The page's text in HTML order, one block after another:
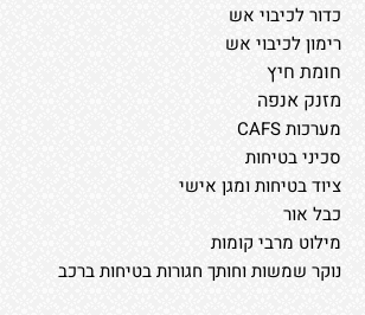
כדור לכיבוי אש
רימון לכיבוי אש
חומת חיץ
מזנק אנפה
מערכות CAFS
סכיני בטיחות
ציוד בטיחות ומגן אישי
כבל אור
מילוט מרבי קומות
נוקר שמשות וחותך חגורות בטיחות ברכב